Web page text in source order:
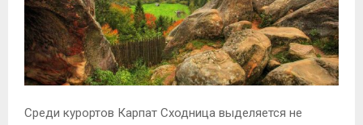
Среди курортов Карпат Сходница выделяется не